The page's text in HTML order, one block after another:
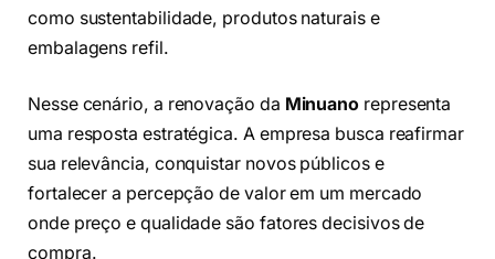
como sustentabilidade, produtos naturais e
embalagens refil.
Nesse cenário, a renovação da Minuano representa
uma resposta estratégica. A empresa busca reafirmar
sua relevância, conquistar novos públicos e
fortalecer a percepção de valor em um mercado
onde preço e qualidade são fatores decisivos de
compra.